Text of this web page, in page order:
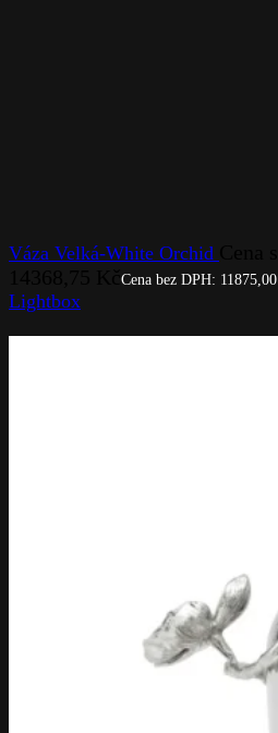
Váza Velká-White Orchid
Cena bez DPH: 11875,00
Lightbox